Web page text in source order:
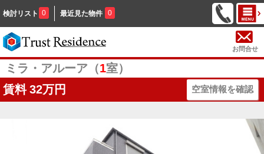
検討リスト 0 最近見た物件 0
お問合せ
ミラ・アルーア（1室）
賃料 32万円 空室情報を確認